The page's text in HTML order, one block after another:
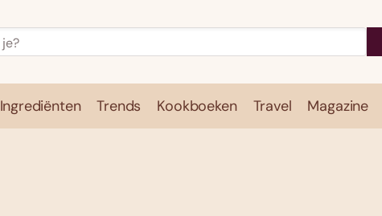
Ingrediënten Trends Kookboeken Travel Magazine